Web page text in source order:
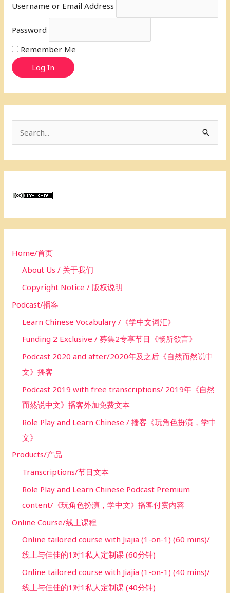
Username or Email Address
Password
Remember Me
Log In
c
rHome/首页
About Us / 关于我们
Copyright Notice / 版权说明
Podcast/播客
Learn Chinese Vocabulary /《学中文词汇》
Funding 2 Exclusive / 募集2专享节目《畅所欲言》
Podcast 2020 and after/2020年及之后《自然而然说中
文》播客
Podcast 2019 with free transcriptions/ 2019年《自然
而然说中文》播客外加免费文本
Role Play and Learn Chinese / 播客《玩角色扮演，学中
文》
Products/产品
Transcriptions/节目文本
Role Play and Learn Chinese Podcast Premium
content/《玩角色扮演，学中文》播客付费内容
Online Course/线上课程
Online tailored course with Jiajia (1-on-1) (60 mins)/
线上与佳佳的1对1私人定制课 (60分钟)
Online tailored course with Jiajia (1-on-1) (40 mins)/
线上与佳佳的1对1私人定制课 (40分钟)